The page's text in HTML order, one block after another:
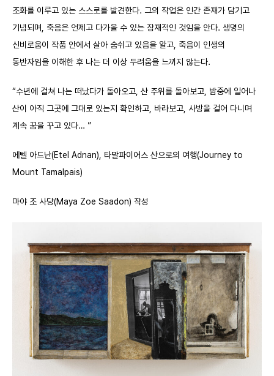
조화를 이루고 있는 스스로를 발견한다. 그의 작업은 인간 존재가 담기고
기념되며, 죽음은 언제고 다가올 수 있는 잠재적인 것임을 안다. 생명의
신비로움이 작품 안에서 살아 숨쉬고 있음을 알고, 죽음이 인생의
동반자임을 이해한 후 나는 더 이상 두려움을 느끼지 않는다.
“수년에 걸쳐 나는 떠났다가 돌아오고, 산 주위를 돌아보고, 밤중에 일어나
산이 아직 그곳에 그대로 있는지 확인하고, 바라보고, 사방을 걸어 다니며
계속 꿈을 꾸고 있다… ”
에텔 아드난(Etel Adnan), 타말파이어스 산으로의 여행(Journey to
Mount Tamalpais)
마야 조 사당(Maya Zoe Saadon) 작성